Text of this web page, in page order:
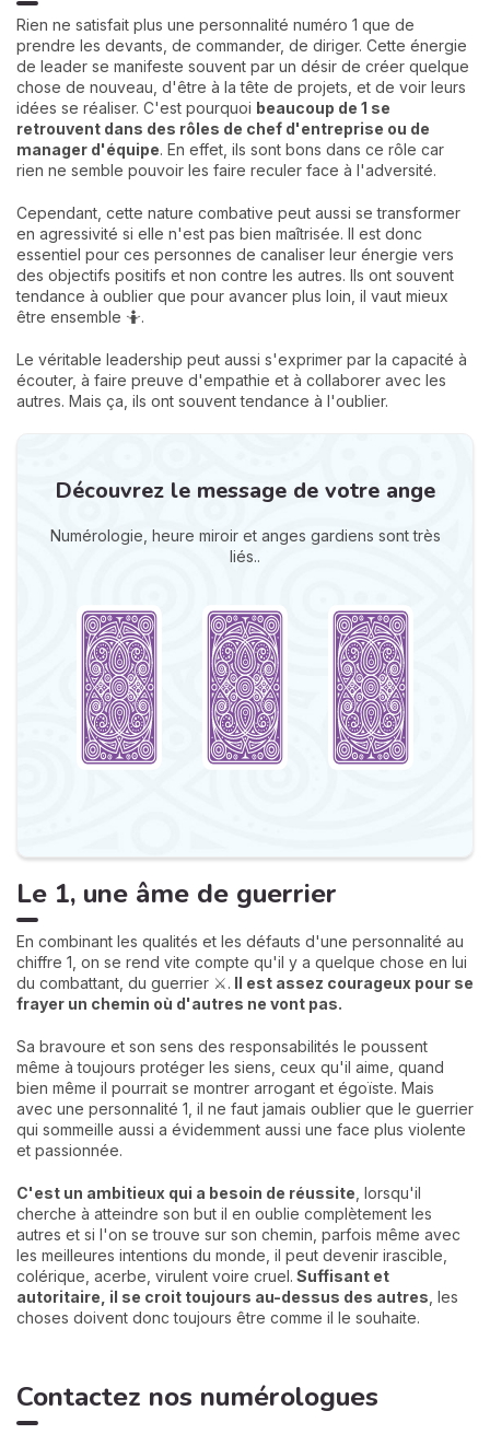
Rien ne satisfait plus une personnalité numéro 1 que de
prendre les devants, de commander, de diriger. Cette énergie
de leader se manifeste souvent par un désir de créer quelque
chose de nouveau, d'être à la tête de projets, et de voir leurs
idées se réaliser. C'est pourquoi beaucoup de 1 se
retrouvent dans des rôles de chef d'entreprise ou de
manager d'équipe. En effet, ils sont bons dans ce rôle car
rien ne semble pouvoir les faire reculer face à l'adversité.
Cependant, cette nature combative peut aussi se transformer
en agressivité si elle n'est pas bien maîtrisée. Il est donc
essentiel pour ces personnes de canaliser leur énergie vers
des objectifs positifs et non contre les autres. Ils ont souvent
tendance à oublier que pour avancer plus loin, il vaut mieux
être ensemble 🤷.
Le véritable leadership peut aussi s'exprimer par la capacité à
écouter, à faire preuve d'empathie et à collaborer avec les
autres. Mais ça, ils ont souvent tendance à l'oublier.
Découvrez le message de votre ange
Numérologie, heure miroir et anges gardiens sont très
liés..
Le 1, une âme de guerrier
En combinant les qualités et les défauts d'une personnalité au
chiffre 1, on se rend vite compte qu'il y a quelque chose en lui
du combattant, du guerrier ⚔️. Il est assez courageux pour se
frayer un chemin où d'autres ne vont pas.
Sa bravoure et son sens des responsabilités le poussent
même à toujours protéger les siens, ceux qu'il aime, quand
bien même il pourrait se montrer arrogant et égoïste. Mais
avec une personnalité 1, il ne faut jamais oublier que le guerrier
qui sommeille aussi a évidemment aussi une face plus violente
et passionnée.
C'est un ambitieux qui a besoin de réussite , lorsqu'il
cherche à atteindre son but il en oublie complètement les
autres et si l'on se trouve sur son chemin, parfois même avec
les meilleures intentions du monde, il peut devenir irascible,
colérique, acerbe, virulent voire cruel. Suffisant et
autoritaire, il se croit toujours au-dessus des autres , les
choses doivent donc toujours être comme il le souhaite.
Contactez nos numérologues